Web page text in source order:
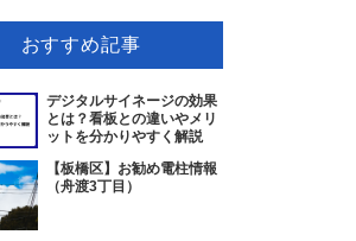
おすすめ記事
デジタルサイネージの効果
とは？看板との違いやメリ
ットを分かりやすく解説
【板橋区】お勧め電柱情報
（舟渡3丁目）